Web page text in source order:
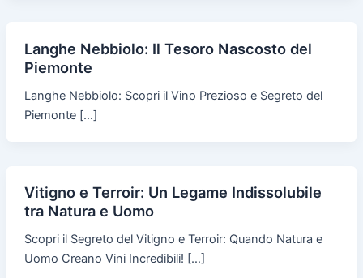
Langhe Nebbiolo: Il Tesoro Nascosto del
Piemonte
Langhe Nebbiolo: Scopri il Vino Prezioso e Segreto del
Piemonte […]
Vitigno e Terroir: Un Legame Indissolubile
tra Natura e Uomo
Scopri il Segreto del Vitigno e Terroir: Quando Natura e
Uomo Creano Vini Incredibili! […]